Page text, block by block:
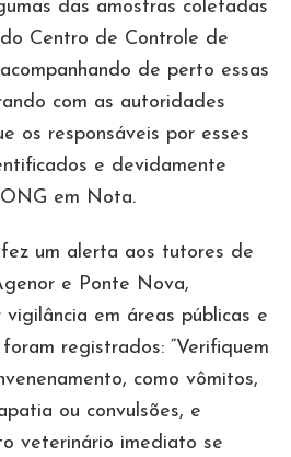
das amostras coletadas
Centro de Controle de
de perto essas
com as autoridades
os responsáveis por esses
e devidamente
ONG em Nota.
um alerta aos tutores de
e Ponte Nova,
em áreas públicas e
registrados: “Verifiquem
como vômitos,
ou convulsões, e
veterinário imediato se